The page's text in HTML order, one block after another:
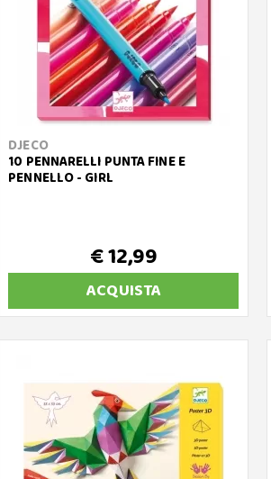
DJECO
10 PENNARELLI PUNTA FINE E
PENNELLO - GIRL
€ 12,99
ACQUISTA